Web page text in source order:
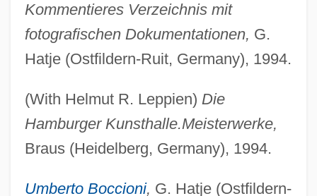
Kommentieres Verzeichnis mit
fotografischen Dokumentationen, G.
Hatje (Ostfildern-Ruit, Germany), 1994.
(With Helmut R. Leppien) Die
Hamburger Kunsthalle.Meisterwerke,
Braus (Heidelberg, Germany), 1994.
Umberto Boccioni, G. Hatje (Ostfildern-